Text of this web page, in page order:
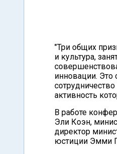
"Три общих
и культура,
инновации. Это
активность
В работе
Эли Коэн,
директор
юстиции Эмми